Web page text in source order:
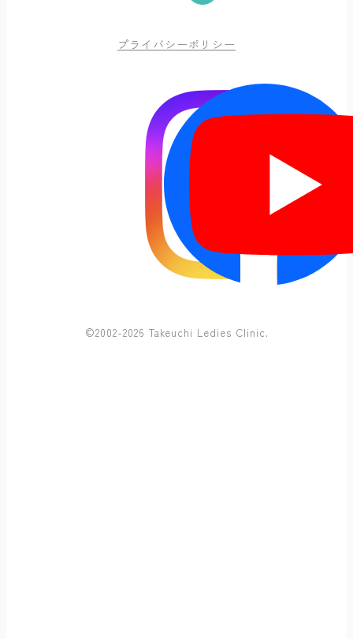
プライバシーポリシー
©2002-2026 Takeuchi Ledies Clinic.